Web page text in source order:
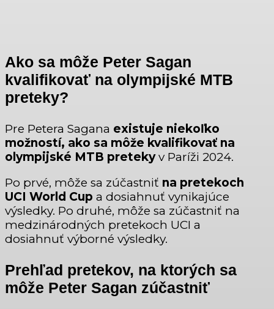
Ako sa môže Peter Sagan
kvalifikovať na olympijské MTB
preteky?
Pre Petera Sagana existuje niekoľko
možností, ako sa môže kvalifikovať na
olympijské MTB pretekyv Paríži 2024.
Po prvé, môže sa zúčastniť na pretekoch
UCI World Cup a dosiahnuť vynikajúce
výsledky. Po druhé, môže sa zúčastniť na
medzinárodných pretekoch UCI a
dosiahnuť výborné výsledky.
Prehľad pretekov, na ktorých sa
môže Peter Sagan zúčastniť